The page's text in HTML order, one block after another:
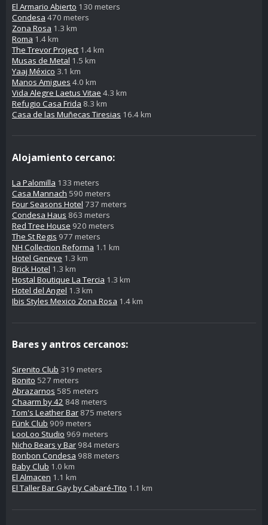
El Armario Abierto 130 meters
Condesa 470 meters
Zona Rosa 1.3 km
Roma 1.4 km
The Trevor Project 1.4 km
Musas de Metal 1.5 km
Yaaj México 3.1 km
Manos Amigues 4.0 km
Vida Alegre Laetus Vitae 4.3 km
Refugio Casa Frida 8.3 km
Casa de las Muñecas Tiresias 16.4 km
Alojamiento cercano:
La Palomilla 133 meters
Casa Mannach 590 meters
Four Seasons Hotel 737 meters
Condesa Haus 863 meters
Red Tree House 920 meters
The St Regis 977 meters
NH Collection Reforma 1.1 km
Hotel Geneve 1.3 km
Brick Hotel 1.3 km
Hostal Boutique La Tercia 1.3 km
Hotel del Angel 1.3 km
Ibis Styles Mexico Zona Rosa 1.4 km
Bares y antros cercanos:
Sirenito Club 319 meters
Bonito 527 meters
Abrazarnos 585 meters
Chaarm by 42 848 meters
Tom's Leather Bar 875 meters
Fünk Club 909 meters
LooLoo Studio 969 meters
Nicho Bears y Bar 984 meters
Bonbon Condesa 988 meters
Baby Club 1.0 km
El Almacen 1.1 km
El Taller Bar Gay by Cabaré-Tito 1.1 km